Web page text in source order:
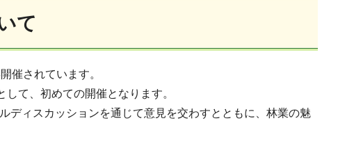
て
催されています。
て、初めての開催となります。
ディスカッションを通じて意見を交わすとともに、林業の魅